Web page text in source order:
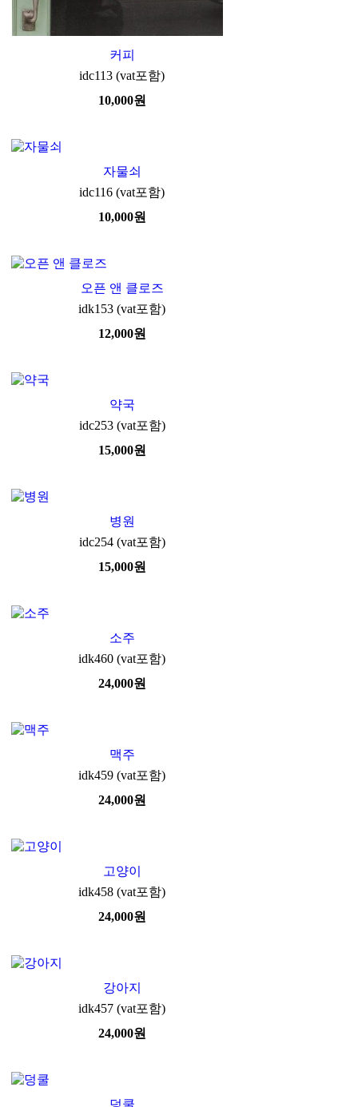
커피
idc113 (vat포함)
10,000원
자물쇠
idc116 (vat포함)
10,000원
오픈 앤 클로즈
idk153 (vat포함)
12,000원
약국
idc253 (vat포함)
15,000원
병원
idc254 (vat포함)
15,000원
소주
idk460 (vat포함)
24,000원
맥주
idk459 (vat포함)
24,000원
고양이
idk458 (vat포함)
24,000원
강아지
idk457 (vat포함)
24,000원